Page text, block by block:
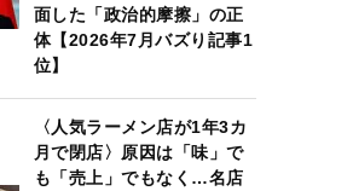
面した「政治的摩擦」の正
体【2026年7月バズり記事1
位】
〈人気ラーメン店が1年3カ
月で閉店〉原因は「味」で
も「売上」でもなく…名店